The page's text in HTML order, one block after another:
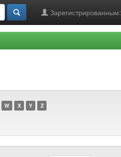
Зарегистрированным:
W X Y Z